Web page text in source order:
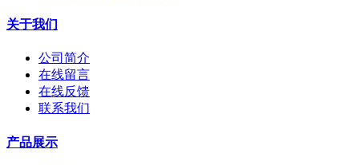
关于我们
公司简介
在线留言
在线反馈
联系我们
产品展示